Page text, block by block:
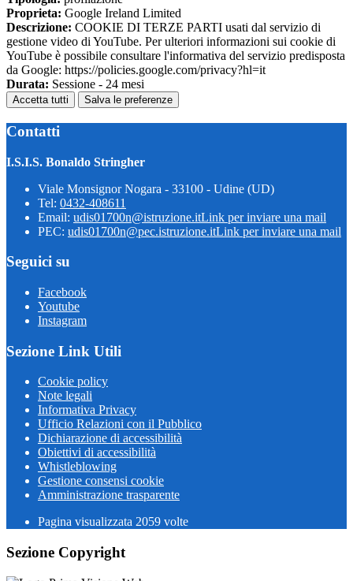
Proprieta: Google Ireland Limited
Descrizione: COOKIE DI TERZE PARTI usati dal servizio di
gestione video di YouTube. Per ulteriori informazioni sui cookie di
YouTube è possibile consultare l'informativa del servizio predisposta
da Google: https://policies.google.com/privacy?hl=it
Durata: Sessione - 24 mesi
Accetta tutti Salva le preferenze
Contatti
I.S.I.S. Bonaldo Stringher
Viale Monsignor Nogara - 33100 - Udine (UD)
Tel: 0432-408611
Email: udis01700n@istruzione.itLink per inviare una mail
PEC: udis01700n@pec.istruzione.itLink per inviare una mail
Seguici su
Facebook
Youtube
Instagram
Sezione Link Utili
Cookie policy
Note legali
Informativa Privacy
Ufficio Relazioni con il Pubblico
Dichiarazione di accessibilità
Obiettivi di accessibilità
Whistleblowing
Gestione consensi cookie
Amministrazione trasparente
Pagina visualizzata 2059 volte
Sezione Copyright